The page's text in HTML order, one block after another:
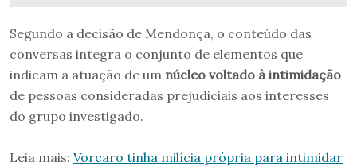
Segundo a decisão de Mendonça, o conteúdo das
conversas integra o conjunto de elementos que
indicam a atuação de um núcleo voltado à intimidação
de pessoas consideradas prejudiciais aos interesses
do grupo investigado.
Leia mais: Vorcaro tinha milícia própria para intimidar